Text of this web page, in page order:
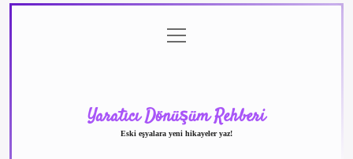
menüyü
aç
Yaratıcı Dönüşüm Rehberi
Eski eşyalara yeni hikayeler yaz!